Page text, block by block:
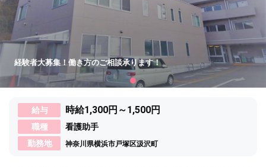
経験者大募集！働き方のご相談承ります！
給与 時給1,300円～1,500円
職種
看護助手
勤務地
神奈川県横浜市戸塚区汲沢町